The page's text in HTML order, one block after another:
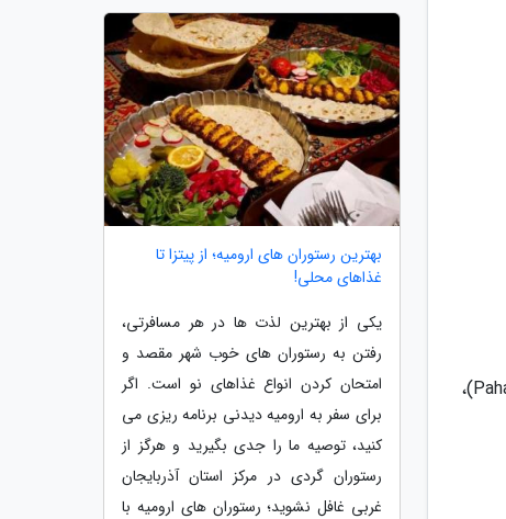
برترین مکان برای اقامت: چاندونی چوک (Chandni Chowk)، کانات پلس (Connaught Place) ،پاهارگنج (Paharganj)،
بهترین رستوران های ارومیه؛ از پیتزا تا
غذاهای محلی!
یکی از بهترین لذت ها در هر مسافرتی،
رفتن به رستوران های خوب شهر مقصد و
امتحان کردن انواع غذاهای نو است. اگر
برای سفر به ارومیه دیدنی برنامه ریزی می
کنید، توصیه ما را جدی بگیرید و هرگز از
رستوران گردی در مرکز استان آذربایجان
غربی غافل نشوید؛ رستوران های ارومیه با